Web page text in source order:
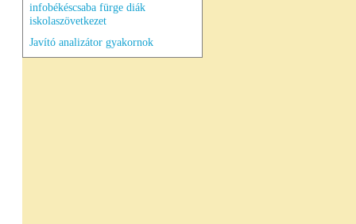
infobékéscsaba fürge diák
iskolaszövetkezet
Javító analizátor gyakornok